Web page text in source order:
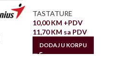
TASTATURE
10,00KM +PDV
11,70KM sa PDV
DODAJ U KORPU